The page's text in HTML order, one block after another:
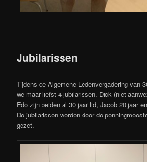
Jubilarissen
Tijdens de Algemene Ledenvergadering van
we maar liefst 4 jubilarissen. Dick (niet
Edo zijn beiden al 30 jaar lid, Jacob 20 jaar
De jubilarissen werden door de
gezet.